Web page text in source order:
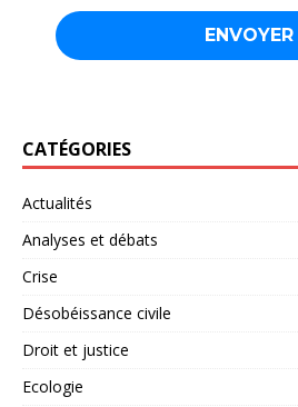
CATÉGORIES
Actualités
Analyses et débats
Crise
Désobéissance civile
Droit et justice
Ecologie